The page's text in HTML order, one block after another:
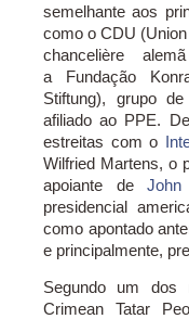
semelhante aos
como o CDU
chancelière
a Fundação
Stiftung), grupo
afiliado ao PPE.
estreitas com o
Wilfried Martens, o
apoiante deJohn
presidencial
como apontado
e principalmente,
Segundo um
Crimean Tatar